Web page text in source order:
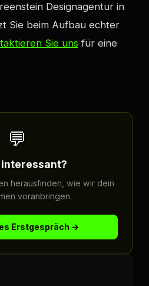
Designagentur in
Sie beim Aufbau echter
Sie uns für eine
💬
herausfinden, wie wir dein
voranbringen.
Erstgespräch →